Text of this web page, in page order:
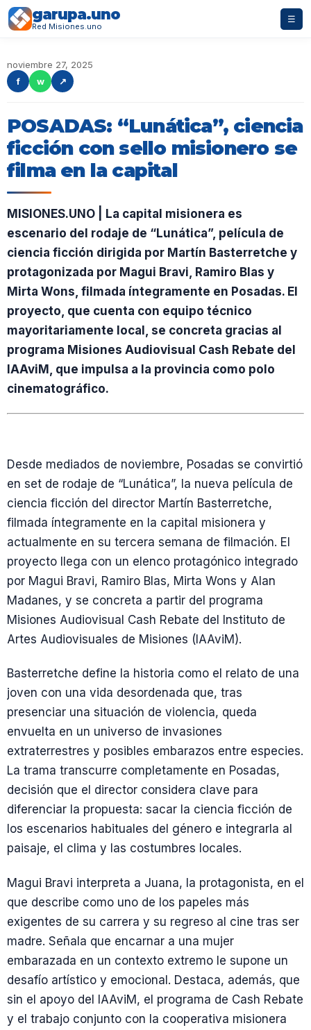
garupa.uno
Red Misiones.uno
☰
noviembre 27, 2025
f
w ↗
POSADAS: “Lunática”, ciencia
ficción con sello misionero se
filma en la capital
MISIONES.UNO | La capital misionera es
escenario del rodaje de “Lunática”, película de
ciencia ficción dirigida por Martín Basterretche y
protagonizada por Magui Bravi, Ramiro Blas y
Mirta Wons, filmada íntegramente en Posadas. El
proyecto, que cuenta con equipo técnico
mayoritariamente local, se concreta gracias al
programa Misiones Audiovisual Cash Rebate del
IAAviM, que impulsa a la provincia como polo
cinematográfico.
Desde mediados de noviembre, Posadas se convirtió
en set de rodaje de “Lunática”, la nueva película de
ciencia ficción del director Martín Basterretche,
filmada íntegramente en la capital misionera y
actualmente en su tercera semana de filmación. El
proyecto llega con un elenco protagónico integrado
por Magui Bravi, Ramiro Blas, Mirta Wons y Alan
Madanes, y se concreta a partir del programa
Misiones Audiovisual Cash Rebate del Instituto de
Artes Audiovisuales de Misiones (IAAviM).
Basterretche define la historia como el relato de una
joven con una vida desordenada que, tras
presenciar una situación de violencia, queda
envuelta en un universo de invasiones
extraterrestres y posibles embarazos entre especies.
La trama transcurre completamente en Posadas,
decisión que el director considera clave para
diferenciar la propuesta: sacar la ciencia ficción de
los escenarios habituales del género e integrarla al
paisaje, el clima y las costumbres locales.
Magui Bravi interpreta a Juana, la protagonista, en el
que describe como uno de los papeles más
exigentes de su carrera y su regreso al cine tras ser
madre. Señala que encarnar a una mujer
embarazada en un contexto extremo le supone un
desafío artístico y emocional. Destaca, además, que
sin el apoyo del IAAviM, el programa de Cash Rebate
y el trabajo conjunto con la cooperativa misionera